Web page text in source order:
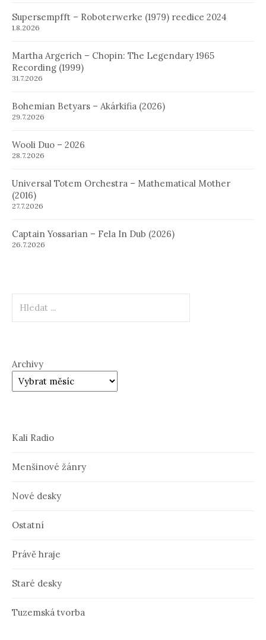
Supersempfft – Roboterwerke (1979) reedice 2024
1.8.2026
Martha Argerich – Chopin: The Legendary 1965
Recording (1999)
31.7.2026
Bohemian Betyars – Akárkifia (2026)
29.7.2026
Wooli Duo – 2026
28.7.2026
Universal Totem Orchestra – Mathematical Mother
(2016)
27.7.2026
Captain Yossarian – Fela In Dub (2026)
26.7.2026
Archivy
Kali Radio
Menšinové žánry
Nové desky
Ostatní
Právě hraje
Staré desky
Tuzemská tvorba